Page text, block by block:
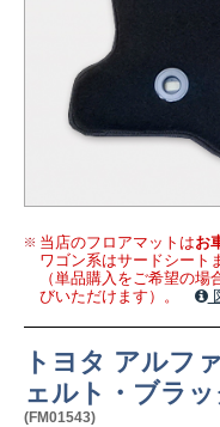
当店のフロアマットはお
ワゴン系はサードシート
（単品購入をご希望の
びいただけます）。
トヨタ アルフ
ェルト・ブラッ
(FM01543)